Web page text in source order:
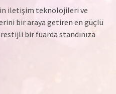
iletişim teknolojileri ve
bir araya getiren en güçlü
bir fuarda standınıza